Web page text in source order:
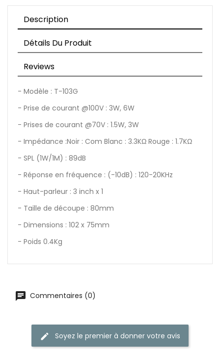
Description
Détails Du Produit
Reviews
- Modèle : T-103G
- Prise de courant @100V : 3W, 6W
- Prises de courant @70V : 1.5W, 3W
- Impédance :Noir : Com Blanc : 3.3KΩ Rouge : 1.7KΩ
- SPL (1W/1M) : 89dB
- Réponse en fréquence : (-10dB) : 120-20KHz
- Haut-parleur : 3 inch x 1
- Taille de découpe : 80mm
- Dimensions : 102 x 75mm
- Poids 0.4Kg
Commentaires (0)
Soyez le premier à donner votre avis